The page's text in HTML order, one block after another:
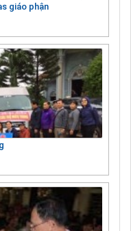
giáo phận